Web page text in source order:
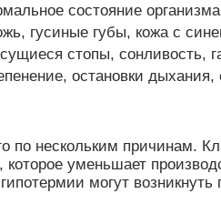
состояние организма
гусиные губы, кожа с
стопы, сонливость,
остановки дыхания,
по нескольким причинам.
уменьшает
могут